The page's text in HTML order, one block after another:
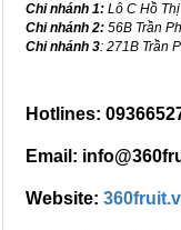
Chi nhánh 1: Lô C Hồ
Chi nhánh 2: 56B Trần
Chi nhánh 3: 271B Trần
Hotlines:
Email:
Website: